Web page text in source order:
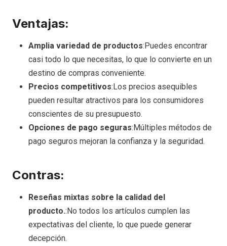
Ventajas:
Amplia variedad de productos:Puedes encontrar
casi todo lo que necesitas, lo que lo convierte en un
destino de compras conveniente.
Precios competitivos:Los precios asequibles
pueden resultar atractivos para los consumidores
conscientes de su presupuesto.
Opciones de pago seguras:Múltiples métodos de
pago seguros mejoran la confianza y la seguridad.
Contras:
Reseñas mixtas sobre la calidad del
producto.:No todos los artículos cumplen las
expectativas del cliente, lo que puede generar
decepción.